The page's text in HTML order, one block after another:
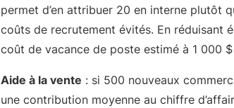
permet d’en attribuer 20 en interne plutôt
coûts de recrutement évités. En réduisant
coût de vacance de poste estimé à 1 000
Aide à la vente : si 500 nouveaux
une contribution moyenne au chiffre